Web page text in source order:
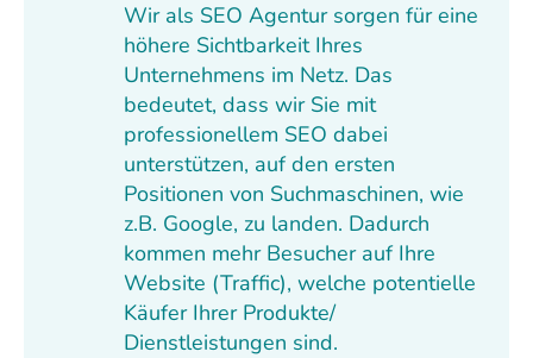
Wir als SEO Agentur sorgen für eine
höhere Sichtbarkeit Ihres
Unternehmens im Netz. Das
bedeutet, dass wir Sie mit
professionellem SEO dabei
unterstützen, auf den ersten
Positionen von Suchmaschinen, wie
z.B. Google, zu landen. Dadurch
kommen mehr Besucher auf Ihre
Website (Traffic), welche potentielle
Käufer Ihrer Produkte/
Dienstleistungen sind.